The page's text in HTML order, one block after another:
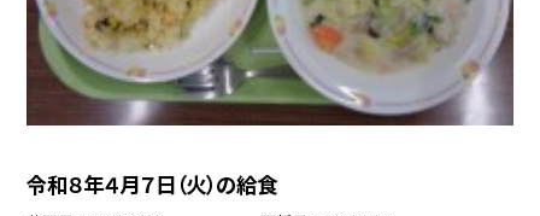
令和８年４月７日（火）の給食